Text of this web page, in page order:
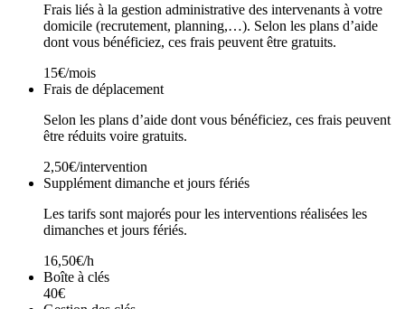
Frais liés à la gestion administrative des intervenants à votre
domicile (recrutement, planning,…). Selon les plans d’aide
dont vous bénéficiez, ces frais peuvent être gratuits.
15€/mois
Frais de déplacement
Selon les plans d’aide dont vous bénéficiez, ces frais peuvent
être réduits voire gratuits.
2,50€/intervention
Supplément dimanche et jours fériés
Les tarifs sont majorés pour les interventions réalisées les
dimanches et jours fériés.
16,50€/h
Boîte à clés
40€